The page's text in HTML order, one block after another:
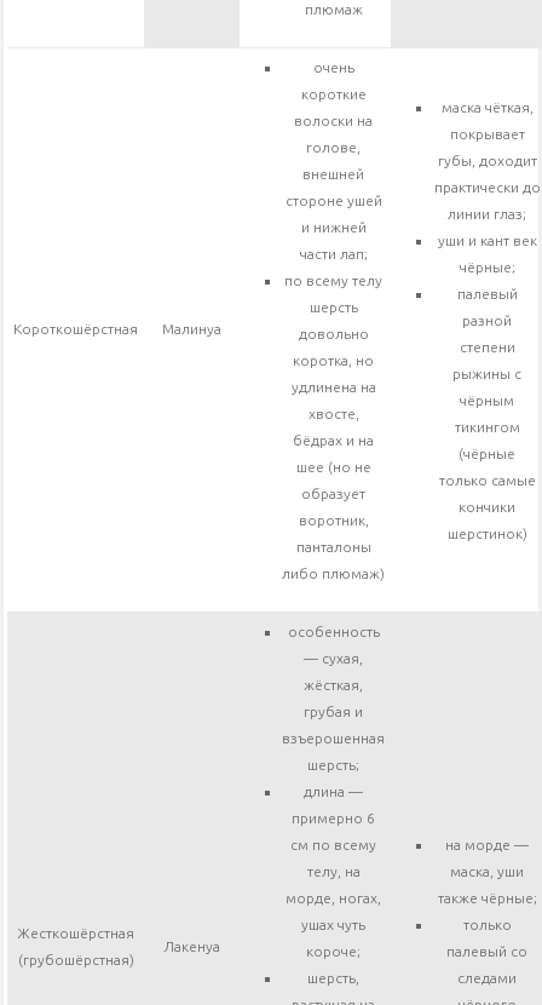
плюмаж
Короткошёрстная Малинуа
очень
короткие
волоски на
голове,
внешней
стороне ушей
и нижней
части лап;
по всему телу
шерсть
довольно
коротка, но
удлинена на
хвосте,
бёдрах и на
шее (но не
образует
воротник,
панталоны
либо плюмаж)
маска чёткая,
покрывает
губы, доходит
практически до
линии глаз;
уши и кант век
чёрные;
палевый
разной
степени
рыжины с
чёрным
тикингом
(чёрные
только самые
кончики
шерстинок)
Жесткошёрстная
(грубошёрстная)
Лакенуа
особенность
— сухая,
жёсткая,
грубая и
взъерошенная
шерсть;
длина —
примерно 6
см по всему
телу, на
морде, ногах,
ушах чуть
короче;
шерсть,
на морде —
маска, уши
также чёрные;
только
палевый со
следами